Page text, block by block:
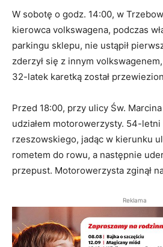
W sobotę o godz. 14:00, w
kierowca volkswagena, podczas
parkingu sklepu, nie ustąpił
zderzył się z innym
32-latek karetką został
Przed 18:00, przy ulicy Św.
udziałem motorowerzysty. 54-
rzeszowskiego, jadąc w kierunku
rometem do rowu, a następnie
przepust. Motorowerzysta zginął
Reklama